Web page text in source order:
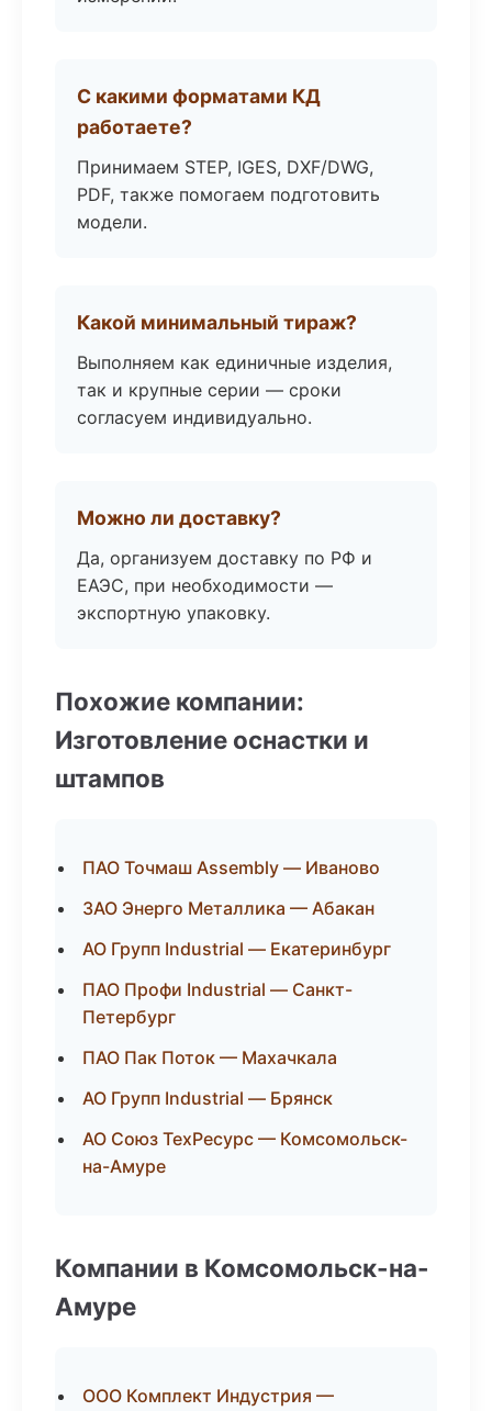
С какими форматами КД
работаете?
Принимаем STEP, IGES, DXF/DWG,
PDF, также помогаем подготовить
модели.
Какой минимальный тираж?
Выполняем как единичные изделия,
так и крупные серии — сроки
согласуем индивидуально.
Можно ли доставку?
Да, организуем доставку по РФ и
ЕАЭС, при необходимости —
экспортную упаковку.
Похожие компании:
Изготовление оснастки и
штампов
ПАО Точмаш Assembly — Иваново
ЗАО Энерго Металлика — Абакан
АО Групп Industrial — Екатеринбург
ПАО Профи Industrial — Санкт-
Петербург
ПАО Пак Поток — Махачкала
АО Групп Industrial — Брянск
АО Союз ТехРесурс — Комсомольск-
на-Амуре
Компании в Комсомольск-на-
Амуре
ООО Комплект Индустрия —